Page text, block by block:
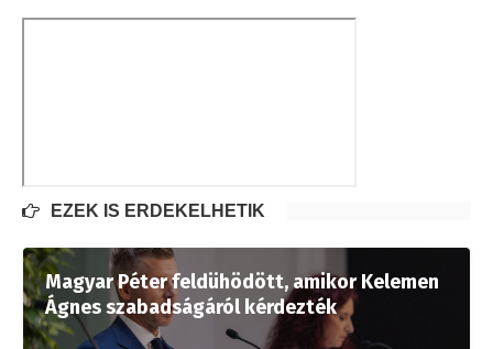
EZEK IS ÉRDEKELHETIK
Magyar Péter feldühödött, amikor Kelemen
Ágnes szabadságáról kérdezték